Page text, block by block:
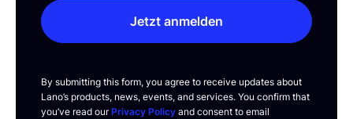
Jetzt anmelden
By submitting this form, you agree to receive updates about
Lano’s products, news, events, and services. You confirm that
you’ve read ourPrivacy Policy and consent to email